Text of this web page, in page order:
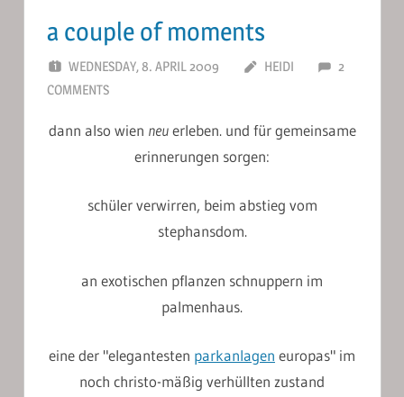
a couple of moments
WEDNESDAY, 8. APRIL 2009 HEIDI
2
COMMENTS
dann also wien neuerleben. und für gemeinsame
erinnerungen sorgen:
schüler verwirren, beim abstieg vom
stephansdom.
an exotischen pflanzen schnuppern im
palmenhaus.
eine der "elegantesten parkanlagen europas" im
noch christo-mäßig verhüllten zustand